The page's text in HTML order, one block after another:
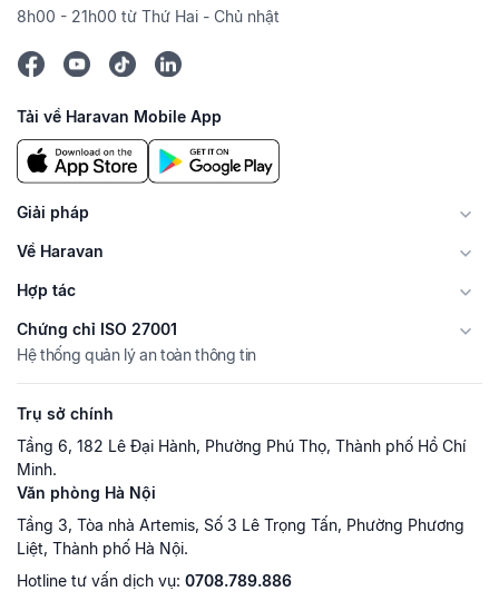
8h00 - 21h00 từ Thứ Hai - Chủ nhật
Tải về Haravan Mobile App
Giải pháp
Về Haravan
Hợp tác
Chứng chỉ ISO 27001
Hệ thống quản lý an toàn thông tin
Trụ sở chính
Tầng 6, 182 Lê Đại Hành, Phường Phú Thọ, Thành phố Hồ Chí
Minh.
Văn phòng Hà Nội
Tầng 3, Tòa nhà Artemis, Số 3 Lê Trọng Tấn, Phường Phương
Liệt, Thành phố Hà Nội.
Hotline tư vấn dịch vụ: 0708.789.886